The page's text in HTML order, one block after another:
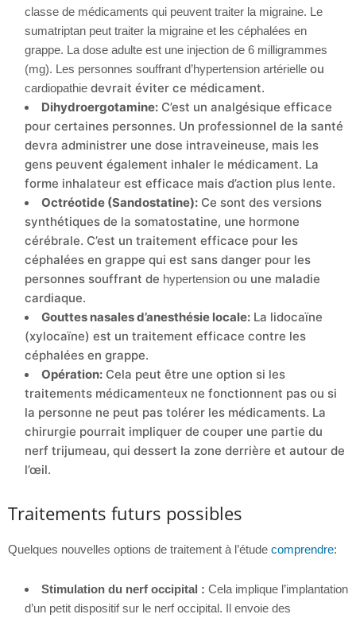
classe de médicaments qui peuvent traiter la migraine. Le
sumatriptan peut traiter la migraine et les céphalées en
grappe. La dose adulte est une injection de 6 milligrammes
(mg). Les personnes souffrant d’hypertension artérielle ou
cardiopathie devrait éviter ce médicament.
Dihydroergotamine: C’est un analgésique efficace
pour certaines personnes. Un professionnel de la santé
devra administrer une dose intraveineuse, mais les
gens peuvent également inhaler le médicament. La
forme inhalateur est efficace mais d’action plus lente.
Octréotide (Sandostatine): Ce sont des versions
synthétiques de la somatostatine, une hormone
cérébrale. C’est un traitement efficace pour les
céphalées en grappe qui est sans danger pour les
personnes souffrant de hypertension ou une maladie
cardiaque.
Gouttes nasales d’anesthésie locale: La lidocaïne
(xylocaïne) est un traitement efficace contre les
céphalées en grappe.
Opération: Cela peut être une option si les
traitements médicamenteux ne fonctionnent pas ou si
la personne ne peut pas tolérer les médicaments. La
chirurgie pourrait impliquer de couper une partie du
nerf trijumeau, qui dessert la zone derrière et autour de
l’œil.
Traitements futurs possibles
Quelques nouvelles options de traitement à l’étude comprendre:
Stimulation du nerf occipital : Cela implique l’implantation
d’un petit dispositif sur le nerf occipital. Il envoie des